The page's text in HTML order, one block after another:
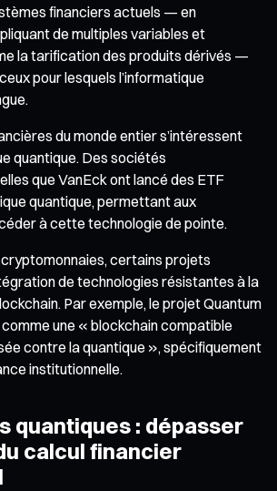
financiers actuels — en
de multiples variables et
la tarification des produits dérivés —
pour lesquels l’informatique
du monde entier s’intéressent
quantique. Des sociétés
que VanEck ont lancé des ETF
quantique, permettant aux
à cette technologie de pointe.
cryptomonnaies, certains projets
de technologies résistantes à la
Par exemple, le projet Quantum
une « blockchain compatible
contre la quantique », spécifiquement
institutionnelle.
quantiques : dépasser
calcul financier